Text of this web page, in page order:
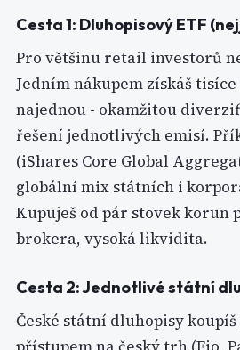
Cesta 1: Dluhopisový ETF
Pro většinu retail investorů
Jedním nákupem získáš
najednou - okamžitou
řešení jednotlivých emisí.
(iShares Core Global
globální mix státních i
Kupuješ od pár stovek korun
brokera, vysoká likvidita.
Cesta 2: Jednotlivé státní
České státní dluhopisy